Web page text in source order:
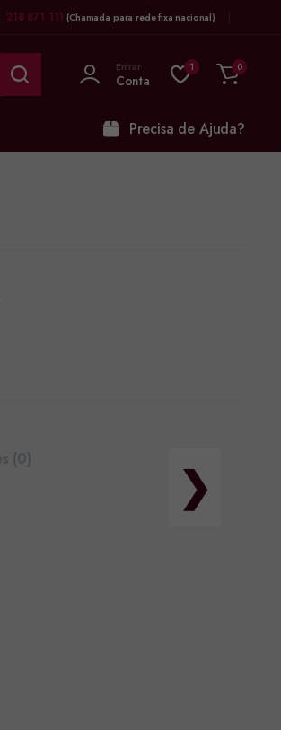
218 871 111 (Chamada para rede fixa nacional)
Entrar
Conta
1 0
Precisa de Ajuda?
❯